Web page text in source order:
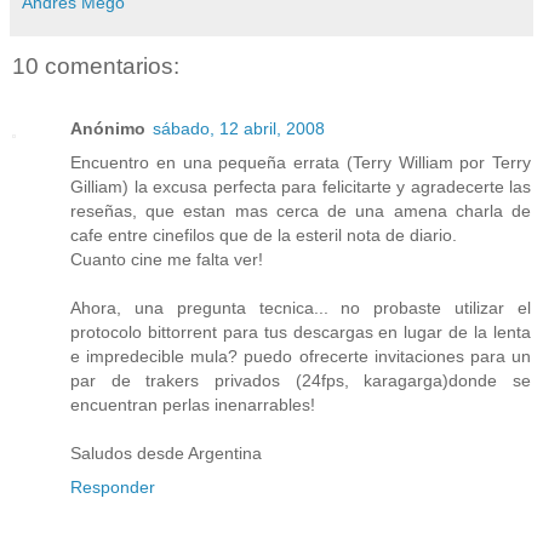
10 comentarios:
Anónimo sábado, 12 abril, 2008
Encuentro en una pequeña errata (Terry William por Terry
Gilliam) la excusa perfecta para felicitarte y agradecerte las
reseñas, que estan mas cerca de una amena charla de
cafe entre cinefilos que de la esteril nota de diario.
Cuanto cine me falta ver!
Ahora, una pregunta tecnica... no probaste utilizar el
protocolo bittorrent para tus descargas en lugar de la lenta
e impredecible mula? puedo ofrecerte invitaciones para un
par de trakers privados (24fps, karagarga)donde se
encuentran perlas inenarrables!
Saludos desde Argentina
Responder